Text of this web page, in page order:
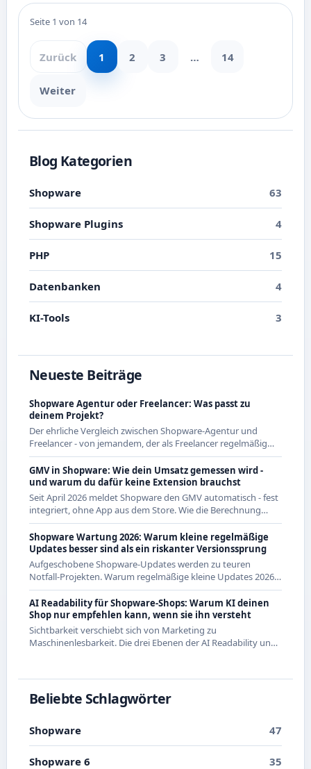
Blog Kategorien
Shopware 63
Shopware Plugins 4
PHP 15
Datenbanken 4
KI-Tools 3
Neueste Beiträge
Shopware Agentur oder Freelancer: Was passt zu
deinem Projekt?
Der ehrliche Vergleich zwischen Shopware-Agentur und
Freelancer - von jemandem, der als Freelancer regelmäßig
mit Agenturen zusammenarbeitet und beide Seiten kennt.
GMV in Shopware: Wie dein Umsatz gemessen wird -
und warum du dafür keine Extension brauchst
Seit April 2026 meldet Shopware den GMV automatisch - fest
integriert, ohne App aus dem Store. Wie die Berechnung
genau funktioniert und was das für CE-Händler bedeutet.
Shopware Wartung 2026: Warum kleine regelmäßige
Updates besser sind als ein riskanter Versionssprung
Aufgeschobene Shopware-Updates werden zu teuren
Notfall-Projekten. Warum regelmäßige kleine Updates 2026
die wirtschaftlichere Strategie sind - mit Beispielen aus den
letzten Releases.
AI Readability für Shopware-Shops: Warum KI deinen
Shop nur empfehlen kann, wenn sie ihn versteht
Sichtbarkeit verschiebt sich von Marketing zu
Maschinenlesbarkeit. Die drei Ebenen der AI Readability und
Beliebte Schlagwörter
Shopware 47
Shopware 6 35
Seite 1 von 14
Zurück 1 2 3 … 14
Weiter